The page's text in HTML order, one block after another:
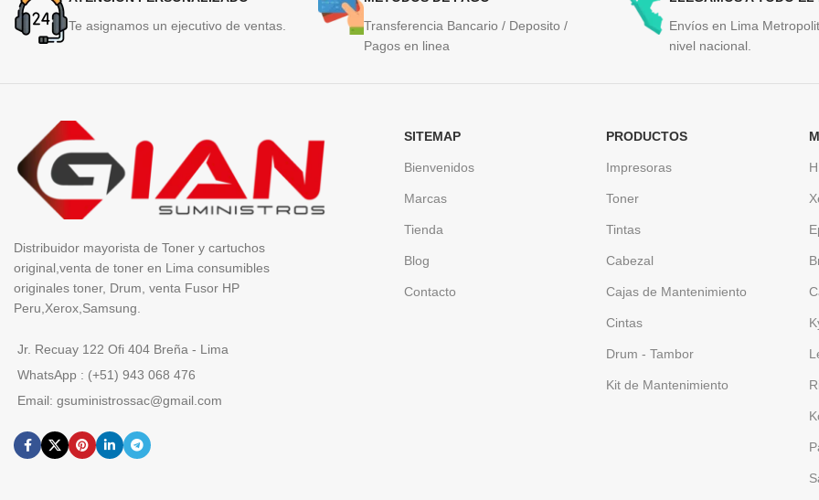
Te asignamos un ejecutivo de ventas.
Transferencia Bancario / Deposito /
Pagos en linea
Envíos en Lima
nivel nacional.
Distribuidor mayorista de Toner y cartuchos
original,venta de toner en Lima consumibles
originales toner, Drum, venta Fusor HP
Peru,Xerox,Samsung.
Jr. Recuay 122 Ofi 404 Breña - Lima
WhatsApp : (+51) 943 068 476
Email: gsuministrossac@gmail.com
SITEMAP
Bienvenidos
Marcas
Tienda
Blog
Contacto
PRODUCTOS
Impresoras
Toner
Tintas
Cabezal
Cajas de Mantenimiento
Cintas
Drum - Tambor
Kit de Mantenimiento